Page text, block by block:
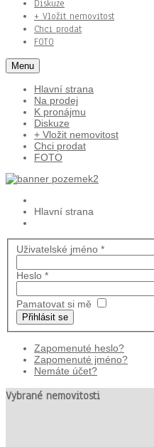
Diskuze
+ Vložit nemovitost
Chci prodat
FOTO
Menu
Hlavní strana
Na prodej
K pronájmu
Diskuze
+ Vložit nemovitost
Chci prodat
FOTO
Hlavní strana
Uživatelské jméno*
Heslo*
Pamatovat si mě
Přihlásit se
Zapomenuté heslo?
Zapomenuté jméno?
Nemáte účet?
Vybrané nemovitosti